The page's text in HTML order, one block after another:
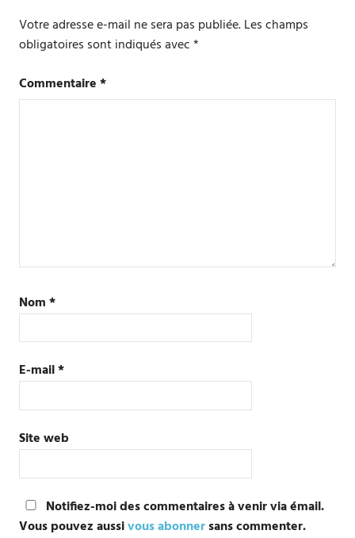
Votre adresse e-mail ne sera pas publiée.Les champs
obligatoires sont indiqués avec*
Commentaire*
Nom*
E-mail*
Site web
Notifiez-moi des commentaires à venir via émail.
Vous pouvez aussivous abonnersans commenter.